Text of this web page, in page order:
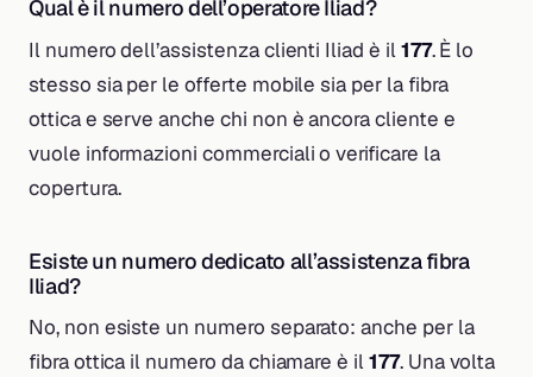
Qual è il numero dell’operatore Iliad?
Il numero dell’assistenza clienti Iliad è il177. È lo
stesso sia per le offerte mobile sia per la fibra
ottica e serve anche chi non è ancora cliente e
vuole informazioni commerciali o verificare la
copertura.
Esiste un numero dedicato all’assistenza fibra
Iliad?
No, non esiste un numero separato: anche per la
fibra ottica il numero da chiamare è il177. Una volta